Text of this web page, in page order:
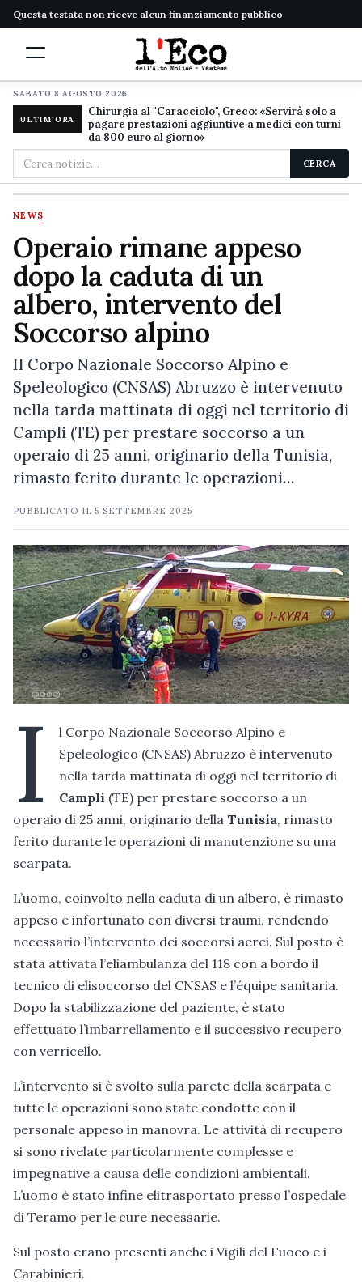
Questa testata non riceve alcun finanziamento pubblico
SABATO 8 AGOSTO 2026
ULTIM'ORA
Chirurgia al "Caracciolo", Greco: «Servirà solo a
pagare prestazioni aggiuntive a medici con turni
da 800 euro al giorno»
Cerca
nel
sito
CERCA
NEWS
Operaio rimane appeso
dopo la caduta di un
albero, intervento del
Soccorso alpino
Il Corpo Nazionale Soccorso Alpino e
Speleologico (CNSAS) Abruzzo è intervenuto
nella tarda mattinata di oggi nel territorio di
Campli (TE) per prestare soccorso a un
operaio di 25 anni, originario della Tunisia,
rimasto ferito durante le operazioni…
PUBBLICATO IL5 SETTEMBRE 2025
I
l Corpo Nazionale Soccorso Alpino e
Speleologico (CNSAS) Abruzzo è intervenuto
nella tarda mattinata di oggi nel territorio di
Campli (TE) per prestare soccorso a un
operaio di 25 anni, originario della Tunisia, rimasto
ferito durante le operazioni di manutenzione su una
scarpata.
L’uomo, coinvolto nella caduta di un albero, è rimasto
appeso e infortunato con diversi traumi, rendendo
necessario l’intervento dei soccorsi aerei. Sul posto è
stata attivata l’eliambulanza del 118 con a bordo il
tecnico di elisoccorso del CNSAS e l’équipe sanitaria.
Dopo la stabilizzazione del paziente, è stato
effettuato l’imbarrellamento e il successivo recupero
con verricello.
L’intervento si è svolto sulla parete della scarpata e
tutte le operazioni sono state condotte con il
personale appeso in manovra. Le attività di recupero
si sono rivelate particolarmente complesse e
impegnative a causa delle condizioni ambientali.
L’uomo è stato infine elitrasportato presso l’ospedale
di Teramo per le cure necessarie.
Sul posto erano presenti anche i Vigili del Fuoco e i
Carabinieri.